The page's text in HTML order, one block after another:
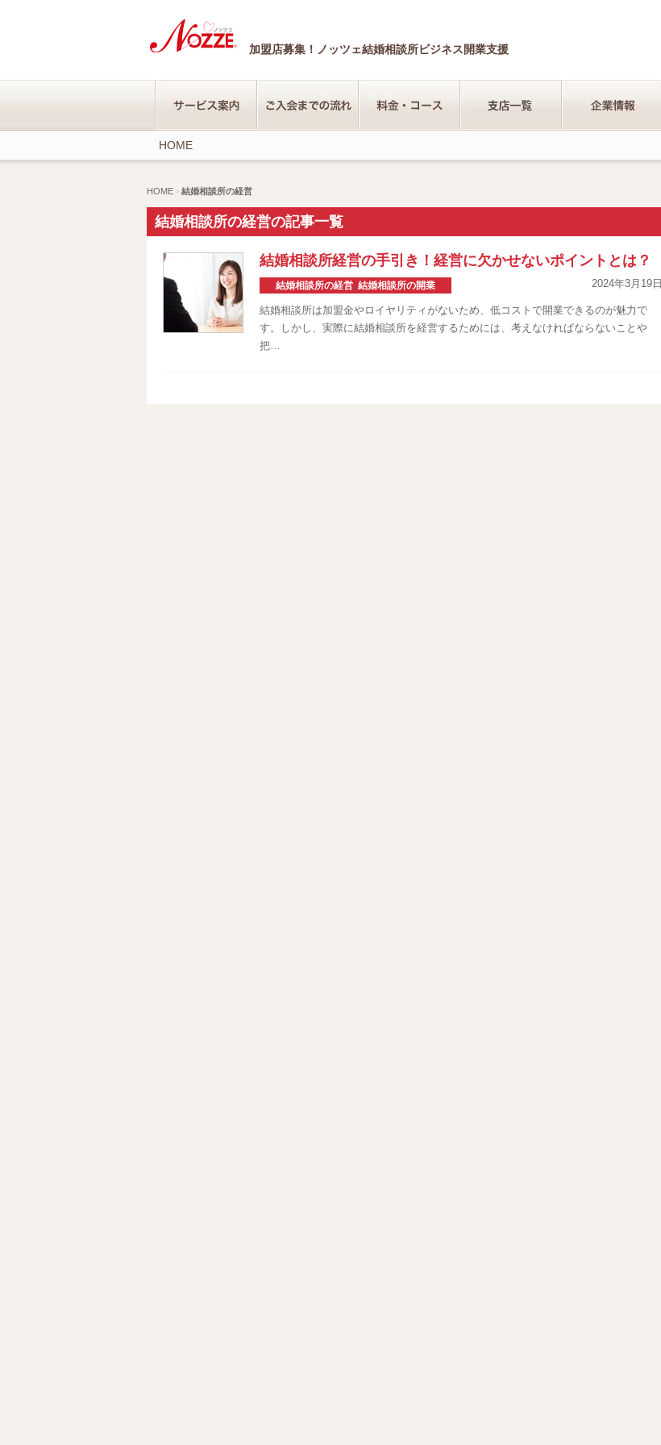
加盟店募集！ノッツェ結婚相談所ビジネス開業支援
HOME
HOME 結婚相談所の経営
結婚相談所の経営の記事一覧
結婚相談所経営の手引き！経営に欠かせないポイントとは？
結婚相談所の経営, 結婚相談所の開業 2024年3月19日
結婚相談所は加盟金やロイヤリティがないため、低コストで開業できるのが魅力で
す。しかし、実際に結婚相談所を経営するためには、考えなければならないことや
把…